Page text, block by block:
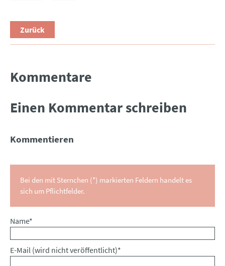
Zurück
Kommentare
Einen Kommentar schreiben
Kommentieren
Bei den mit Sternchen (*) markierten Feldern handelt es
sich um Pflichtfelder.
Pflichtfeld
Name*
Pflichtfeld
E-Mail (wird nicht veröffentlicht)*